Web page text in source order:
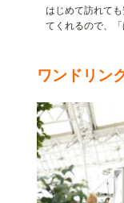
はじめて訪れて
てくれるので、「
ワンドリン